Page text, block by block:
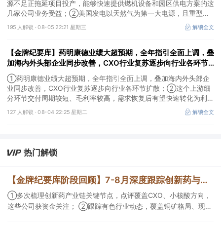
源不足正拖延项目投产，能够快速提供燃机设备和园区供电方案的这
几家公司业务受益；②美国发电以天然气为第一大电源，且重型燃
机更适合规模较大、持续运行的数据中心园区，透平叶片为上游主要
卡产能环节，这家国内公司已与国外燃机巨头签署多年供货协议；
采购规模已经超过上一年全年，这几家企业为国内特高压设备头部企
业。
195 人解锁 ·08-05 22:21 星期三 解锁全文
【金牌纪要库】药明康德业绩大超预期，全年指引全面上调，叠
加海内外头部企业同步改善，CXO行业复苏逐步向行业各环节
扩散，这个上游细分环节交付周期较短、毛利率较高，需求恢复
后有望快速转化为利润
①药明康德业绩大超预期，全年指引全面上调，叠加海内外头部企
业同步改善，CXO行业复苏逐步向行业各环节扩散；②这个上游细
分环节交付周期较短、毛利率较高，需求恢复后有望快速转化为利
润，率先完成客户认证并具备规模化生产能力的企业竞争优势更明
显；③相较2019—2021年周期，本轮更多来自存量管线向中后期推
127 人解锁 ·08-04 22:25 星期二 解锁全文
热门解锁
【金牌纪要库阶段回顾】7-8月深度跟踪创新药与有色/铜方向，持续把握产业变化脉络+前瞻价值
①多次梳理创新药产业链关键节点，点评覆盖CXO、小核酸方向，
这些公司获资金关注； ②跟踪有色行业动态，覆盖铜矿格局、现货